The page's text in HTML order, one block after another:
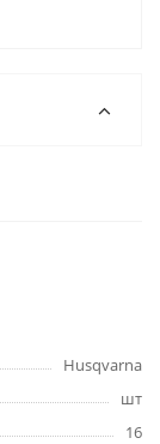
Husqvarna
шт
16